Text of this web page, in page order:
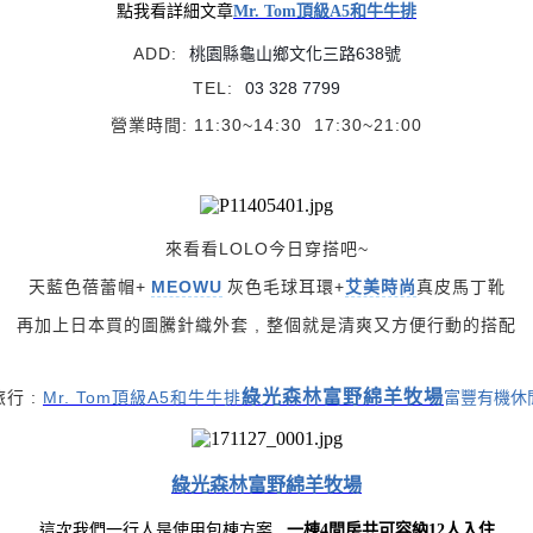
點我看詳細文章Mr. Tom頂級A5和牛牛排
ADD:
桃園縣龜山鄉文化三路638號
TEL:
03 328 7799
營業時間: 11:30~14:30 17:30~21:00
來看看LOLO今日穿搭吧~
天藍色蓓蕾帽+ MEOWU 灰色毛球耳環+艾美時尚真皮馬丁靴
再加上日本買的圖騰針織外套 , 整個就是清爽又方便行動的搭配
行 : Mr. Tom頂級A5和牛牛排綠光森林富野綿羊牧場富豐有機休
綠光森林富野綿羊牧場
這次我們一行人是使用包棟方案 , 一棟4間房共可容納12人入住